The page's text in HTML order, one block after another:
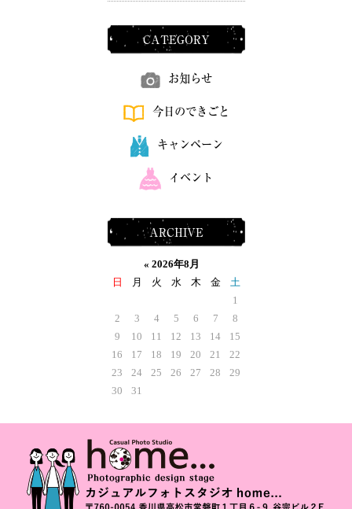
CATEGORY
お知らせ
今日のできごと
キャンペーン
イベント
ARCHIVE
« 2026年8月
日
月 火 水 木 金
土
1
2
3 4 5 6 7
8
9
10 11 12 13 14
15
16
17 18 19 20 21
22
23
24 25 26 27 28
29
30
31